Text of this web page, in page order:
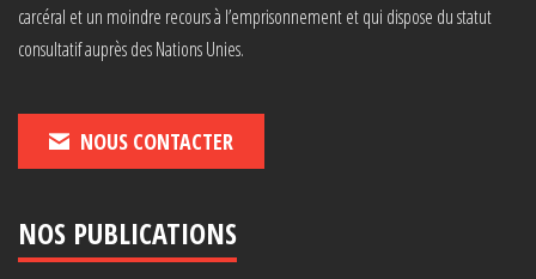
carcéral et un moindre recours à l’emprisonnement et qui dispose du statut
consultatif auprès des Nations Unies.
NOUS CONTACTER
NOS PUBLICATIONS